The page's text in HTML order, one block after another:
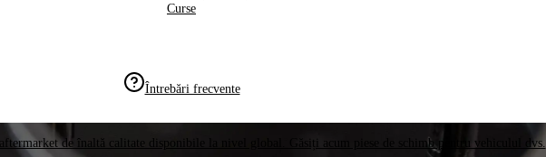
Curse
Întrebări frecvente
de înaltă calitate disponibile la nivel global. Găsiți acum piese de schimb pentru vehiculul dvs.